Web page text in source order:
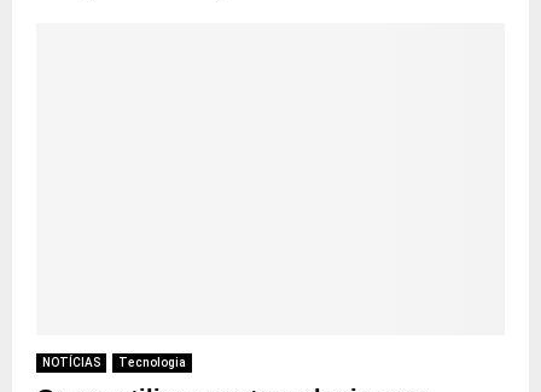
NOTÍCIAS Tecnologia